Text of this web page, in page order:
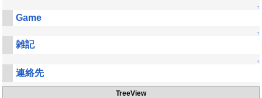
↑
Game
↑
雑記
↑
連絡先
TreeView